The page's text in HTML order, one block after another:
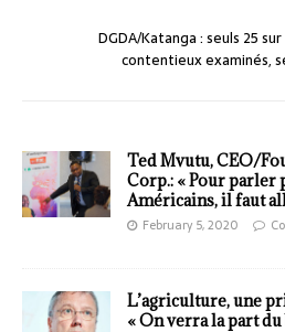
DGDA/Katanga : seuls 25
contentieux examinés,
Ted Mvutu, CEO/
Corp.: « Pour parler
Américains, il faut
February 5, 2020
L’agriculture, une
« On verra la part